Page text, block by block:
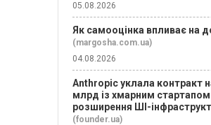
05.08.2026
Як самооцінка впливає на
(margosha.com.ua)
04.08.2026
Anthropic уклала контракт
млрд із хмарним
розширення ШІ-
(founder.ua)